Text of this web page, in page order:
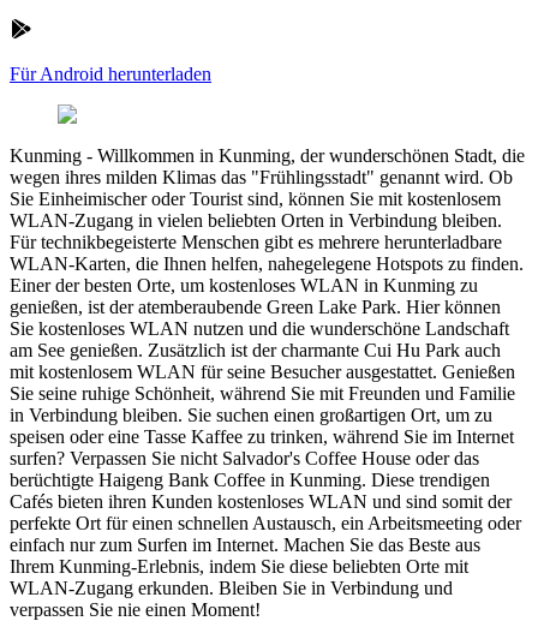
Für Android herunterladen
Kunming - Willkommen in Kunming, der wunderschönen Stadt, die
wegen ihres milden Klimas das "Frühlingsstadt" genannt wird. Ob
Sie Einheimischer oder Tourist sind, können Sie mit kostenlosem
WLAN-Zugang in vielen beliebten Orten in Verbindung bleiben.
Für technikbegeisterte Menschen gibt es mehrere herunterladbare
WLAN-Karten, die Ihnen helfen, nahegelegene Hotspots zu finden.
Einer der besten Orte, um kostenloses WLAN in Kunming zu
genießen, ist der atemberaubende Green Lake Park. Hier können
Sie kostenloses WLAN nutzen und die wunderschöne Landschaft
am See genießen. Zusätzlich ist der charmante Cui Hu Park auch
mit kostenlosem WLAN für seine Besucher ausgestattet. Genießen
Sie seine ruhige Schönheit, während Sie mit Freunden und Familie
in Verbindung bleiben. Sie suchen einen großartigen Ort, um zu
speisen oder eine Tasse Kaffee zu trinken, während Sie im Internet
surfen? Verpassen Sie nicht Salvador's Coffee House oder das
berüchtigte Haigeng Bank Coffee in Kunming. Diese trendigen
Cafés bieten ihren Kunden kostenloses WLAN und sind somit der
perfekte Ort für einen schnellen Austausch, ein Arbeitsmeeting oder
einfach nur zum Surfen im Internet. Machen Sie das Beste aus
Ihrem Kunming-Erlebnis, indem Sie diese beliebten Orte mit
WLAN-Zugang erkunden. Bleiben Sie in Verbindung und
verpassen Sie nie einen Moment!